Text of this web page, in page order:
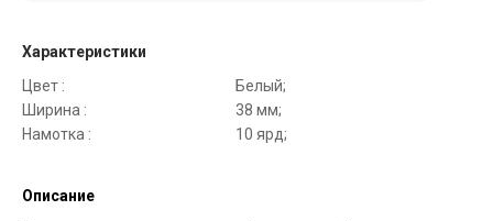
Характеристики
Цвет :
Белый;
Ширина :
38 мм;
Намотка :
10 ярд;
Описание